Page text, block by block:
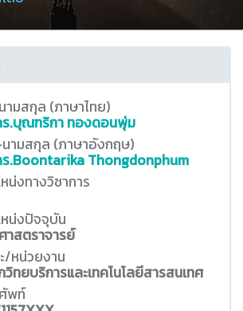
มสกุล (ภาษาไทย)
.บุณฑริกา ทองดอนพุ่ม
ามสกุล (ภาษาอังกฤษ)
.Boontarika Thongdonphum
น่งทางวิชาการ
น่งปัจจุบัน
าสตราจารย์
หน่วยงาน
วิทยบริการและเทคโนโลยีสารสนเทศ
พท์